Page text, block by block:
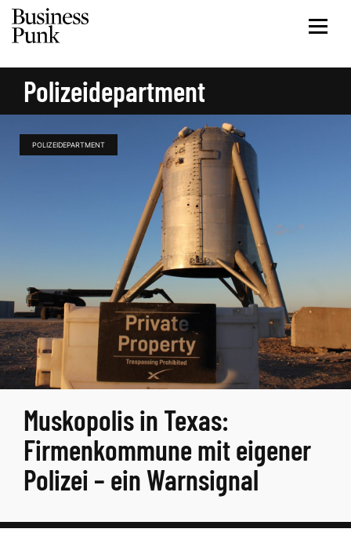
Polizeidepartment
POLIZEIDEPARTMENT
Muskopolis in Texas:
Firmenkommune mit eigener
Polizei – ein Warnsignal